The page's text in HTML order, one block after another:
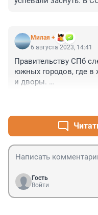
странах очень много
запрещено
кондиционере. В
тюбетейку и пьют
на диване и ждут,
Милая +
6 августа 2023, 14:41
Правительству СПб
южных городов, где в
и дворы.
Гость
Войти